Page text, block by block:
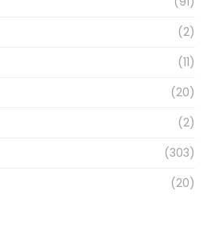
(2)
(11)
(20)
(2)
(303)
(20)